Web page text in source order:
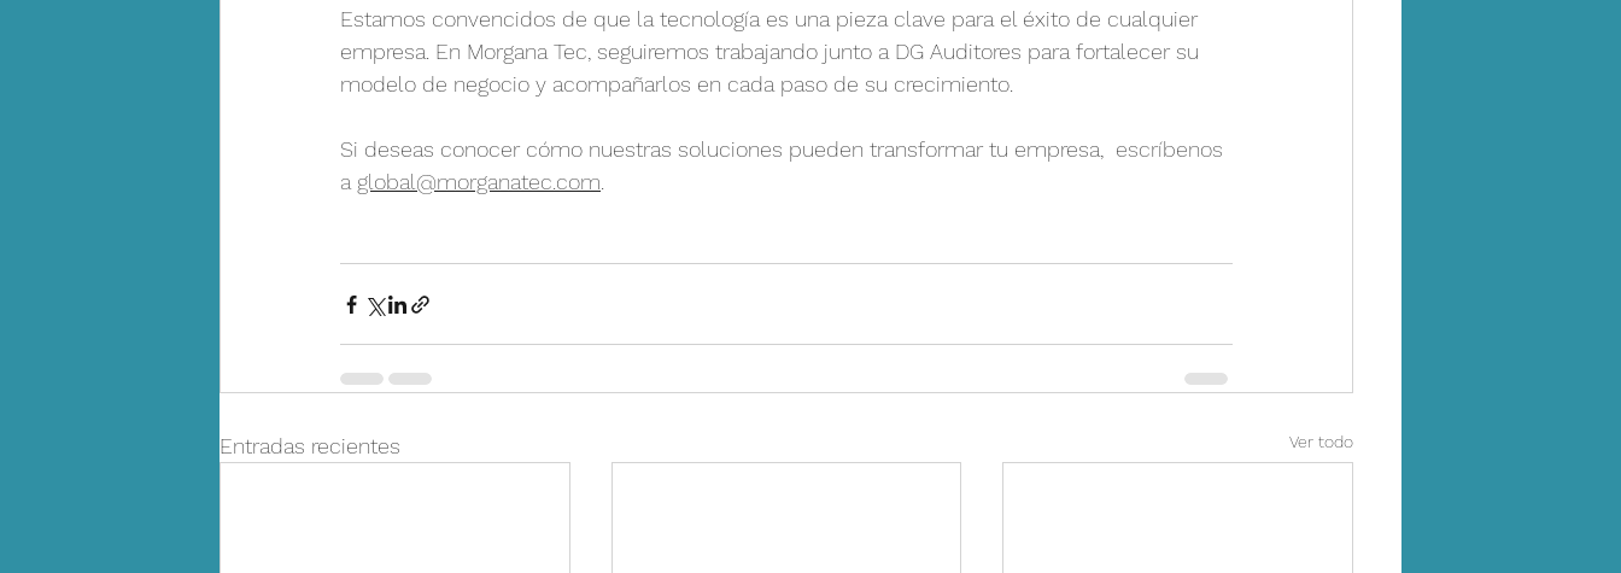
Estamos convencidos de que la tecnología es una pieza clave para el éxito de cualquier
empresa. En Morgana Tec, seguiremos trabajando junto a DG Auditores para fortalecer su
modelo de negocio y acompañarlos en cada paso de su crecimiento.
Si deseas conocer cómo nuestras soluciones pueden transformar tu empresa, escríbenos
a global@morganatec.com.
Entradas recientes Ver todo